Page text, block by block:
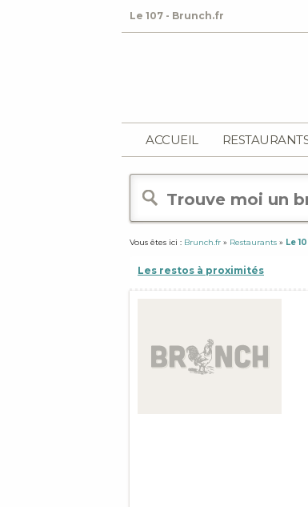
Le 107 - Brunch.fr
ACCUEIL
Vous êtes ici : Brunch.fr » Restaurants » Le
Les restos à proximités